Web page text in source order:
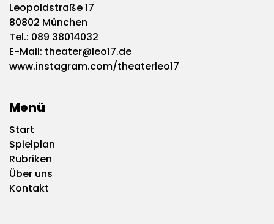
Leopoldstraße 17
80802 München
Tel.: 089 38014032
E-Mail: theater@leo17.de
www.instagram.com/theaterleo17
Menü
Start
Spielplan
Rubriken
Über uns
Kontakt